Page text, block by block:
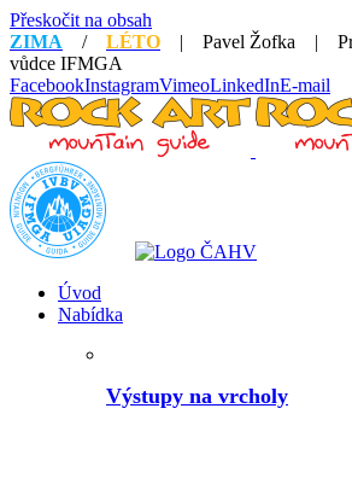
Přeskočit na obsah
ZIMA / LÉTO | Pavel Žofka |
vůdce IFMGA
FacebookInstagramVimeoLinkedInE-mail
Úvod
Nabídka
Výstupy na vrcholy